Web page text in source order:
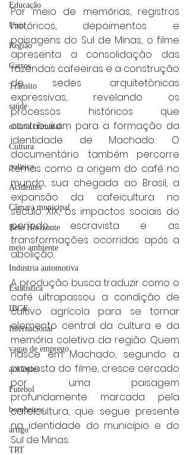
Educação
Unis
Região
Carros
Trânsito
saúde
coluna criminal
Cultura
politica
Acidentes
Câmara municipal
Belo Horizonte
meio ambiente
Industria automotiva
Estatística
IBGE
Internacional
vagas de emprego
acidentes
Futebol
bombeiros
artigo
TRT
Por meio de memórias, registros
históricos, depoimentos e
paisagens do Sul de Minas, o filme
apresenta a consolidação das
fazendas cafeeiras e a construção
de sedes arquitetônicas
expressivas, revelando os
processos históricos que
contribuíram para a formação da
identidade de Machado. O
documentário também percorre
temas como a origem do café no
mundo, sua chegada ao Brasil, a
expansão da cafeicultura no
século XIX, os impactos sociais do
período escravista e as
transformações ocorridas após a
abolição.
A produção busca traduzir como o
café ultrapassou a condição de
cultivo agrícola para se tornar
elemento central da cultura e da
memória coletiva da região. Quem
nasce em Machado, segundo a
proposta do filme, cresce cercado
por uma paisagem
profundamente marcada pela
cafeicultura, que segue presente
na identidade do município e do
Sul de Minas.